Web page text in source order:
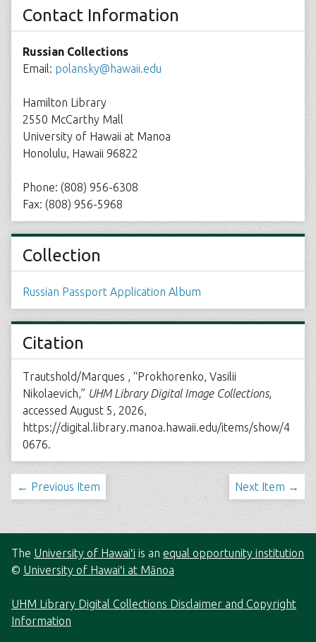
Contact Information
Russian Collections
Email: polansky@hawaii.edu
Hamilton Library
2550 McCarthy Mall
University of Hawaii at Manoa
Honolulu, Hawaii 96822
Phone: (808) 956-6308
Fax: (808) 956-5968
Collection
Russian Passport Application Album
Citation
Trautshold/Marques , “Prokhorenko, Vasilii
Nikolaevich,” UHM Library Digital Image Collections,
accessed August 5, 2026,
https://digital.library.manoa.hawaii.edu/items/show/4
0676.
← Previous Item Next Item →
The University of Hawaiʻi is an equal opportunity institution
© University of Hawaiʻi at Mānoa
UHM Library Digital Collections Disclaimer and Copyright
Information